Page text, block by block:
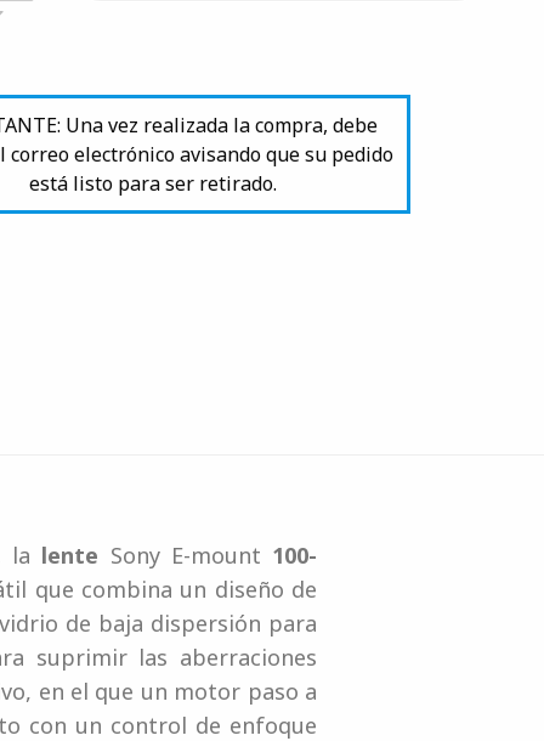
Una vez realizada la compra, debe
correo electrónico avisando que su pedido
está listo para ser retirado.
la lente Sony E-mount 100-
que combina un diseño de
de baja dispersión para
suprimir las aberraciones
en el que un motor paso a
con un control de enfoque